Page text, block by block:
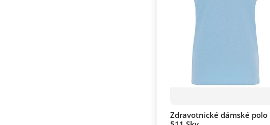
Zdravotnické dámské polo